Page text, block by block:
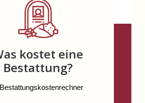
kostet eine
Bestattung?